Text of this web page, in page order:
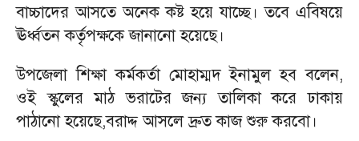
বাচ্চাদের আসতে অনেক কষ্ট হয়ে যাচ্ছে। তবে এবিষয়ে
ঊর্ধ্বতন কর্তৃপক্ষকে জানানো হয়েছে।
উপজেলা শিক্ষা কর্মকর্তা মোহাম্মদ ইনামুল হব বলেন,
ওই স্কুলের মাঠ ভরাটের জন্য তালিকা করে ঢাকায়
পাঠানো হয়েছে,বরাদ্দ আসলে দ্রুত কাজ শুরু করবো।